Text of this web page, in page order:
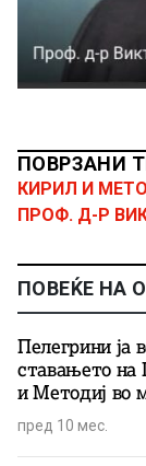
ПОВРЗАНИ
КИРИЛ И
ПРОФ. Д-Р
ПОВЕЌЕ НА
Пелегрини ја
ставањето на
и Методиј во
пред 10 мес.